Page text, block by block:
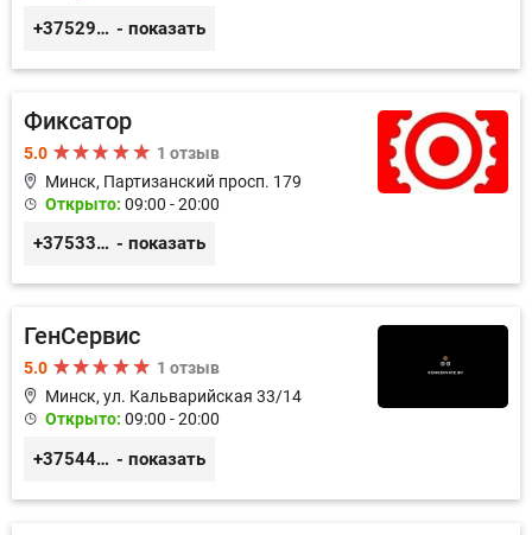
+375293857117 - показать
Фиксатор
5.0
1 отзыв
Минск, Партизанский просп. 179
Открыто: 09:00 - 20:00
+375336617270 - показать
ГенСервис
5.0
1 отзыв
Минск, ул. Кальварийская 33/14
Открыто: 09:00 - 20:00
+375444649592 - показать